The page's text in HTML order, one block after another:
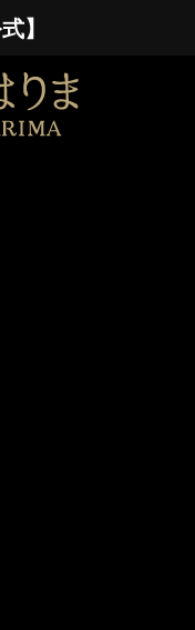
】